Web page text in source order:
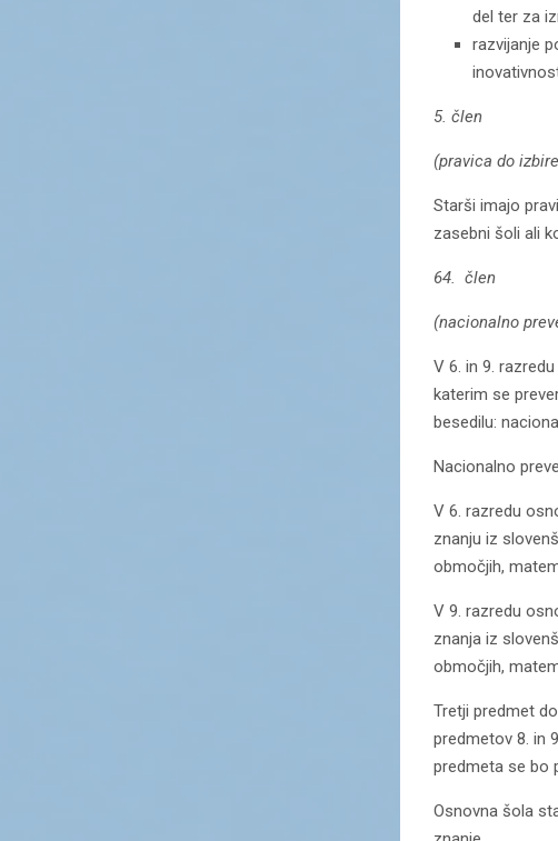
del ter za
razvijanje
5. člen
(pravica do
Starši imajo
zasebni šoli ali
64. člen
(nacionalno
V 6. in 9.
katerim se
besedilu:
Nacionalno
V 6. razredu
znanju iz
območjih,
V 9. razredu
znanja iz
območjih,
Tretji predmet
predmetov 8. in
predmeta se bo
Osnovna šola